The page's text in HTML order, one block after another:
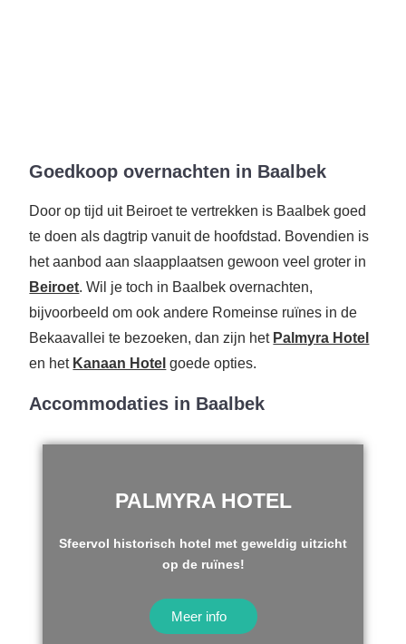
Goedkoop overnachten in Baalbek
Door op tijd uit Beiroet te vertrekken is Baalbek goed
te doen als dagtrip vanuit de hoofdstad. Bovendien is
het aanbod aan slaapplaatsen gewoon veel groter in
Beiroet. Wil je toch in Baalbek overnachten,
bijvoorbeeld om ook andere Romeinse ruïnes in de
Bekaavallei te bezoeken, dan zijn het Palmyra Hotel
en het Kanaan Hotel goede opties.
Accommodaties in Baalbek
PALMYRA HOTEL
Sfeervol historisch hotel met geweldig uitzicht
op de ruïnes!
Meer info